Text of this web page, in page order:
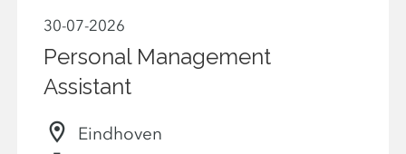
30-07-2026
Personal Management
Assistant
Eindhoven